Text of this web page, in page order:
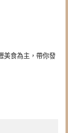
美食為主，帶你發